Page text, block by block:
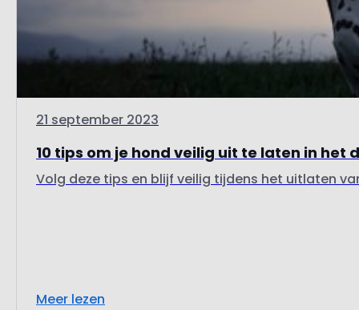
21 september 2023
10 tips om je hond veilig uit te laten in het
Volg deze tips en blijf veilig tijdens het uitlaten
Meer lezen